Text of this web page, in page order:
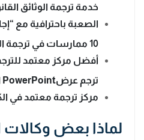
خدمة ترجمة الوثائق
الصعبة باحترافية مع
10 ممارسات في ترجمة
أفضل مركز معتمد
مركز ترجمة معتمد في
لماذا بعض وكالات